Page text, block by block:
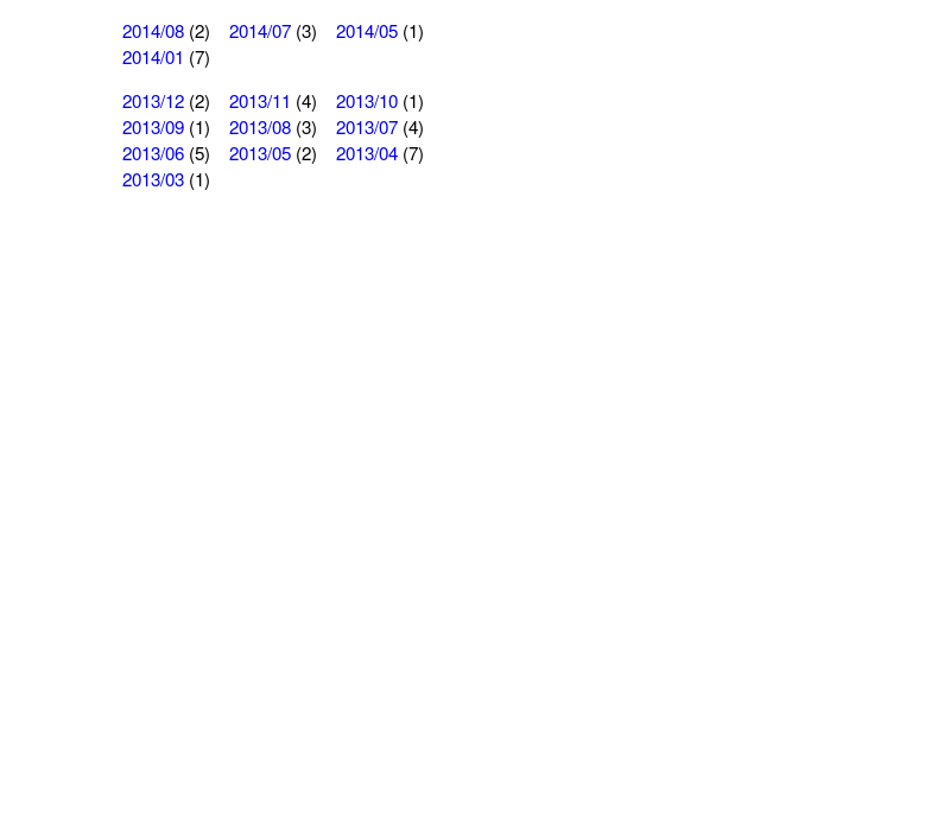
2014/08 (2) 2014/07 (3) 2014/05 (1)
2014/01 (7)
2013/12 (2) 2013/11 (4) 2013/10 (1)
2013/09 (1) 2013/08 (3) 2013/07 (4)
2013/06 (5) 2013/05 (2) 2013/04 (7)
2013/03 (1)